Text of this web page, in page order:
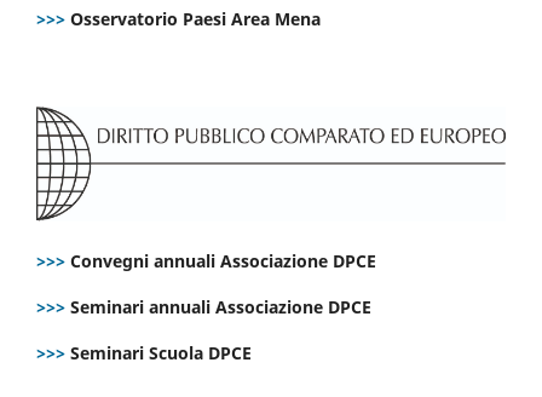
>>> Osservatorio Paesi Area Mena
>>> Convegni annuali Associazione DPCE
>>> Seminari annuali Associazione DPCE
>>> Seminari Scuola DPCE